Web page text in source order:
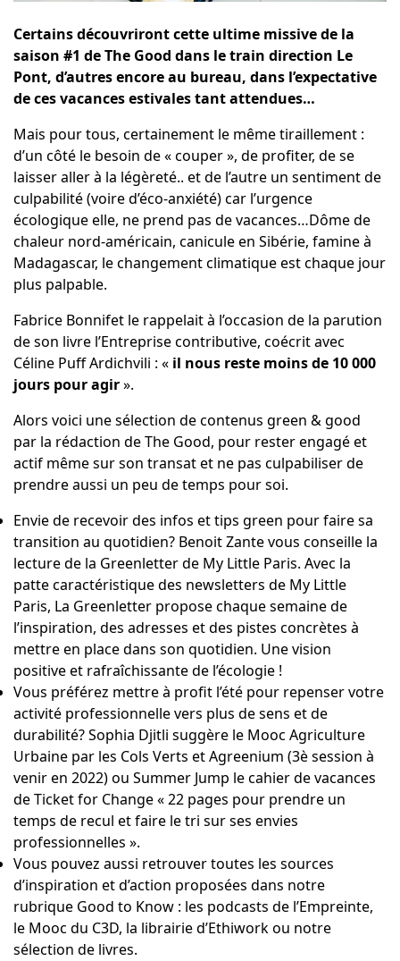
Certains découvriront cette ultime missive de la
saison #1 de The Good dans le train direction Le
Pont, d’autres encore au bureau, dans l’expectative
de ces vacances estivales tant attendues…
Mais pour tous, certainement le même tiraillement :
d’un côté le besoin de « couper », de profiter, de se
laisser aller à la légèreté.. et de l’autre un sentiment de
culpabilité (voire d’éco-anxiété) car l’urgence
écologique elle, ne prend pas de vacances…Dôme de
chaleur nord-américain, canicule en Sibérie, famine à
Madagascar, le changement climatique est chaque jour
plus palpable.
Fabrice Bonnifet le rappelait à l’occasion de la parution
de son livre l’Entreprise contributive, coécrit avec
Céline Puff Ardichvili : « il nous reste moins de 10 000
jours pour agir».
Alors voici une sélection de contenus green & good
par la rédaction de The Good, pour rester engagé et
actif même sur son transat et ne pas culpabiliser de
prendre aussi un peu de temps pour soi.
Envie de recevoir des infos et tips green pour faire sa
transition au quotidien? Benoit Zante vous conseille la
lecture de la Greenletterde My Little Paris. Avec la
patte caractéristique des newsletters de My Little
Paris, La Greenletter propose chaque semaine de
l’inspiration, des adresses et des pistes concrètes à
mettre en place dans son quotidien. Une vision
positive et rafraîchissante de l’écologie !
Vous préférez mettre à profit l’été pour repenser votre
activité professionnelle vers plus de sens et de
durabilité? Sophia Djitli suggère le Mooc Agriculture
Urbainepar les Cols Verts et Agreenium (3è session à
venir en 2022) ou Summer Jump le cahier de vacances
de Ticket for Change « 22 pages pour prendre un
temps de recul et faire le tri sur ses envies
professionnelles ».
Vous pouvez aussi retrouver toutes les sources
d’inspiration et d’action proposées dans notre
rubrique Good to Know : les podcasts de l’Empreinte,
le Mooc du C3D, la librairie d’Ethiworkou notre
sélection de livres.